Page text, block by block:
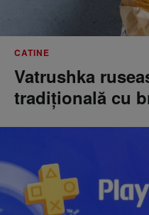
CATINE
Vatrushka
tradițională cu